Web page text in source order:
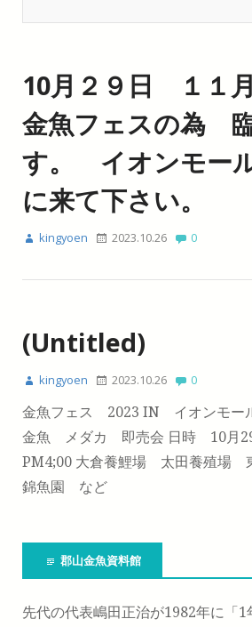
10月２９日 １１
金魚フェスの為
す。 イオンモー
に来て下さい。
kingyoen 2023.10.26 0
(Untitled)
kingyoen 2023.10.26 0
金魚フェス 2023 IN イオンモー
金魚 メダカ 即売会 日時 10月
PM4;00 大倉養鯉場 太田養殖場
錦魚園 など
郡山金魚資料館
先代の代表嶋田正治が1982年に「